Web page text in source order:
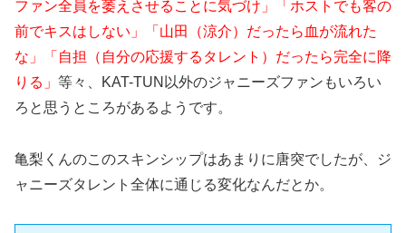
ファン全員を萎えさせることに気づけ」「ホストでも客の
前でキスはしない」「山田（涼介）だったら血が流れた
な」「自担（自分の応援するタレント）だったら完全に降
りる」 等々、KAT-TUN以外のジャニーズファンもいろい
ろと思うところがあるようです。
亀梨くんのこのスキンシップはあまりに唐突でしたが、ジ
ャニーズタレント全体に通じる変化なんだとか。